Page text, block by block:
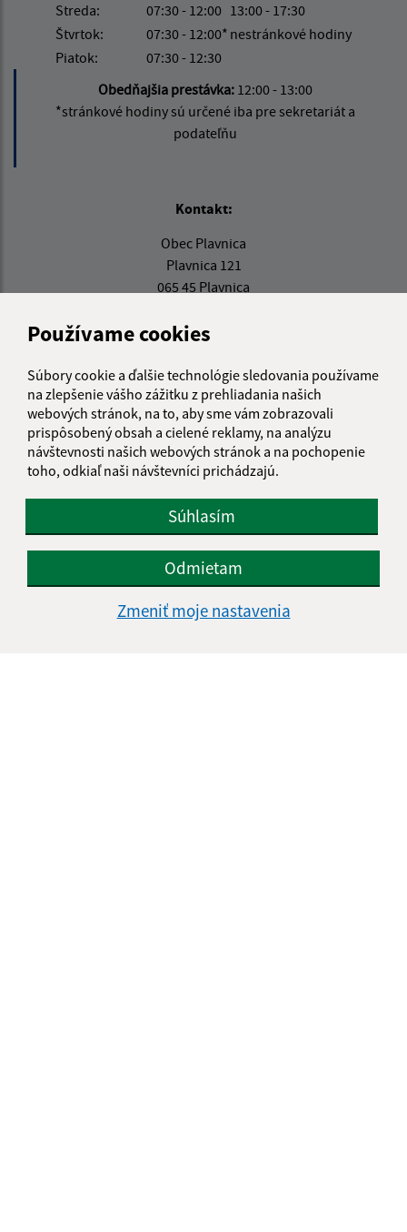
Používame cookies
Súbory cookie a ďalšie technológie sledovania používame
na zlepšenie vášho zážitku z prehliadania našich
webových stránok, na to, aby sme vám zobrazovali
prispôsobený obsah a cielené reklamy, na analýzu
návštevnosti našich webových stránok a na pochopenie
toho, odkiaľ naši návštevníci prichádzajú.
Súhlasím
Odmietam
Zmeniť moje nastavenia
Streda:
07:30 - 12:00 13:00 - 17:30
Štvrtok:
07:30 - 12:00* nestránkové hodiny
Piatok:
07:30 - 12:30
Obedňajšia prestávka: 12:00 - 13:00
*stránkové hodiny sú určené iba pre sekretariát a
podateľňu
Kontakt:
Obec Plavnica
Plavnica 121
065 45 Plavnica
starosta@plavnica.sk
+421 52 42 83 881
0917 366 145
IČO: 00330124